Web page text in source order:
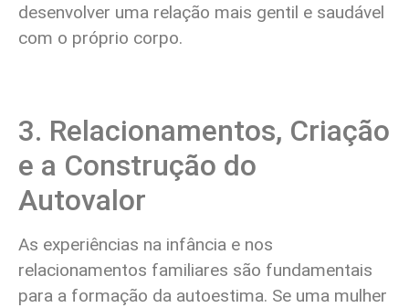
desenvolver uma relação mais gentil e saudável
com o próprio corpo.
3. Relacionamentos, Criação
e a Construção do
Autovalor
As experiências na infância e nos
relacionamentos familiares são fundamentais
para a formação da autoestima. Se uma mulher